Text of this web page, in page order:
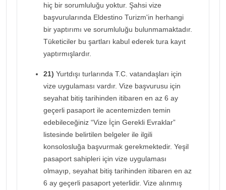
hiç bir sorumluluğu yoktur. Şahsi vize
başvurularında Eldestino Turizm'in herhangi
bir yaptırımı ve sorumluluğu bulunmamaktadır.
Tüketiciler bu şartları kabul ederek tura kayıt
yaptırmışlardır.
21) Yurtdışı turlarında T.C. vatandaşları için
vize uygulaması vardır. Vize başvurusu için
seyahat bitiş tarihinden itibaren en az 6 ay
geçerli pasaport ile acentemizden temin
edebileceğiniz “Vize İçin Gerekli Evraklar”
listesinde belirtilen belgeler ile ilgili
konsolosluğa başvurmak gerekmektedir. Yeşil
pasaport sahipleri için vize uygulaması
olmayıp, seyahat bitiş tarihinden itibaren en az
6 ay geçerli pasaport yeterlidir. Vize alınmış